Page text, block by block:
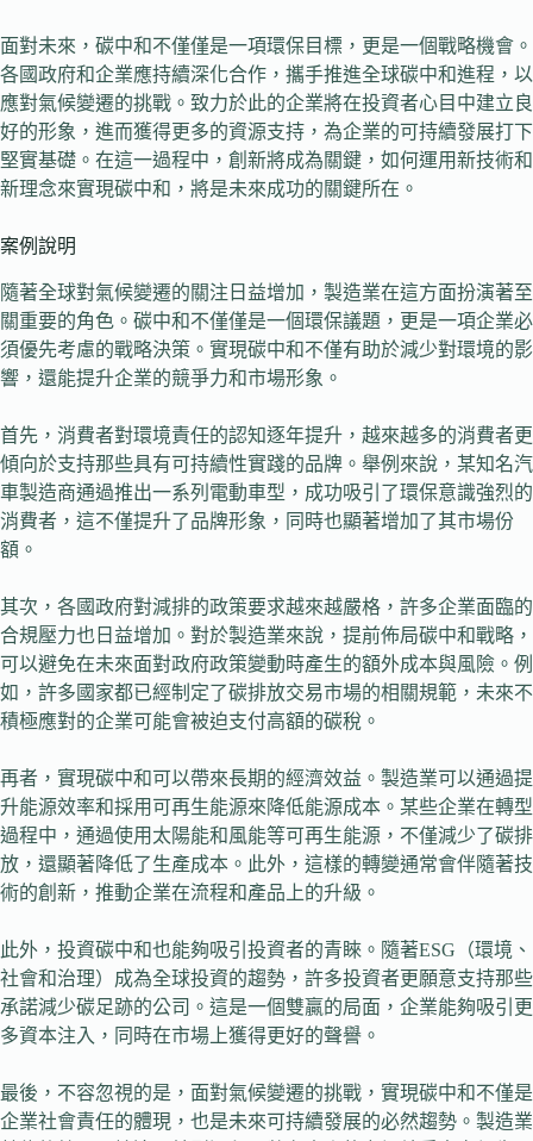
面對未來，碳中和不僅僅是一項環保目標，更是一個戰略機會。
各國政府和企業應持續深化合作，攜手推進全球碳中和進程，以
應對氣候變遷的挑戰。致力於此的企業將在投資者心目中建立良
好的形象，進而獲得更多的資源支持，為企業的可持續發展打下
堅實基礎。在這一過程中，創新將成為關鍵，如何運用新技術和
新理念來實現碳中和，將是未來成功的關鍵所在。
案例說明
隨著全球對氣候變遷的關注日益增加，製造業在這方面扮演著至
關重要的角色。碳中和不僅僅是一個環保議題，更是一項企業必
須優先考慮的戰略決策。實現碳中和不僅有助於減少對環境的影
響，還能提升企業的競爭力和市場形象。
首先，消費者對環境責任的認知逐年提升，越來越多的消費者更
傾向於支持那些具有可持續性實踐的品牌。舉例來說，某知名汽
車製造商通過推出一系列電動車型，成功吸引了環保意識強烈的
消費者，這不僅提升了品牌形象，同時也顯著增加了其市場份
額。
其次，各國政府對減排的政策要求越來越嚴格，許多企業面臨的
合規壓力也日益增加。對於製造業來說，提前佈局碳中和戰略，
可以避免在未來面對政府政策變動時產生的額外成本與風險。例
如，許多國家都已經制定了碳排放交易市場的相關規範，未來不
積極應對的企業可能會被迫支付高額的碳稅。
再者，實現碳中和可以帶來長期的經濟效益。製造業可以通過提
升能源效率和採用可再生能源來降低能源成本。某些企業在轉型
過程中，通過使用太陽能和風能等可再生能源，不僅減少了碳排
放，還顯著降低了生產成本。此外，這樣的轉變通常會伴隨著技
術的創新，推動企業在流程和產品上的升級。
此外，投資碳中和也能夠吸引投資者的青睞。隨著ESG（環境、
社會和治理）成為全球投資的趨勢，許多投資者更願意支持那些
承諾減少碳足跡的公司。這是一個雙贏的局面，企業能夠吸引更
多資本注入，同時在市場上獲得更好的聲譽。
最後，不容忽視的是，面對氣候變遷的挑戰，實現碳中和不僅是
企業社會責任的體現，也是未來可持續發展的必然趨勢。製造業